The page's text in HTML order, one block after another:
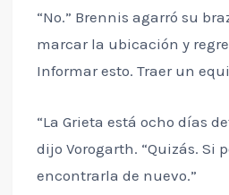
“No.” Brennis agarró su
marcar la ubicación y
Informar esto. Traer un
“La Grieta está ocho días
dijo Vorogarth. “Quizás. Si
encontrarla de nuevo.”